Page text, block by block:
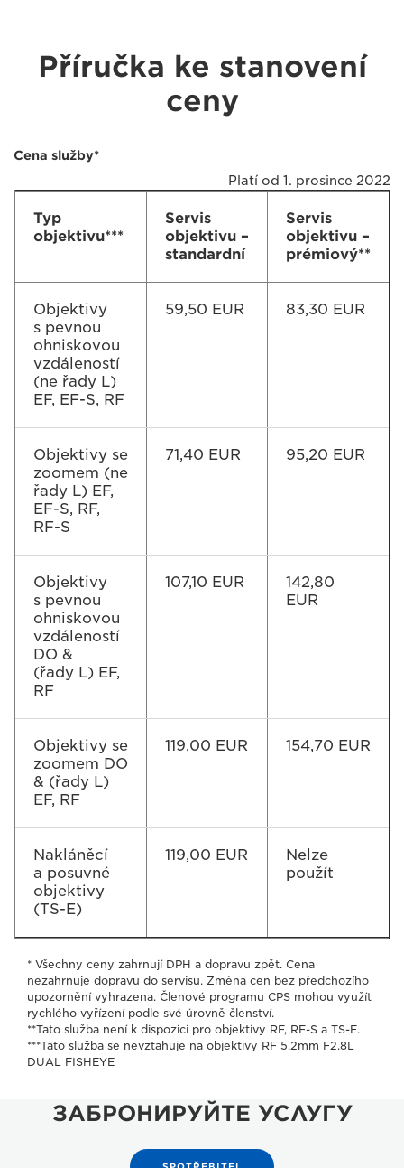
Příručka ke stanovení
ceny
Cena služby*
Platí od 1. prosince 2022
Typ
objektivu***
Servis
objektivu –
standardní
Servis
objektivu –
prémiový**
Objektivy
s pevnou
ohniskovou
vzdáleností
(ne řady L)
EF, EF-S, RF
59,50 EUR 83,30 EUR
Objektivy se
zoomem (ne
řady L) EF,
EF-S, RF,
RF-S
71,40 EUR 95,20 EUR
Objektivy
s pevnou
ohniskovou
vzdáleností
DO &
(řady L) EF,
RF
107,10 EUR
142,80
EUR
Objektivy se
zoomem DO
& (řady L)
EF, RF
119,00 EUR 154,70 EUR
Nakláněcí
a posuvné
objektivy
(TS-E)
119,00 EUR
Nelze
použít
* Všechny ceny zahrnují DPH a dopravu zpět. Cena
nezahrnuje dopravu do servisu. Změna cen bez předchozího
upozornění vyhrazena. Členové programu CPS mohou využít
rychlého vyřízení podle své úrovně členství.
**Tato služba není k dispozici pro objektivy RF, RF-S a TS-E.
***Tato služba se nevztahuje na objektivy RF 5.2mm F2.8L
DUAL FISHEYE
ЗАБРОНИРУЙТЕ УСЛУГУ